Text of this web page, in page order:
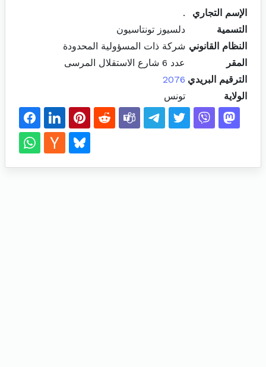
الإسم التجاري
.
التسمية
دلسيوز تونتاسيون
النظام القانوني شركة ذات المسؤولية المحدودة
المقر
عدد 6 شارع الاستقلال المرسى
الترقيم البريدي 2076
الولاية
تونس